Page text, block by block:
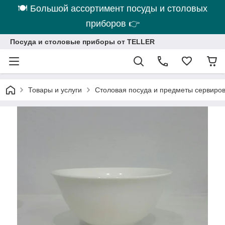
🍽 Большой ассортимент посуды и столовых
приборов 👉
Посуда и столовые приборы от TELLER
Товары и услуги Столовая посуда и предметы